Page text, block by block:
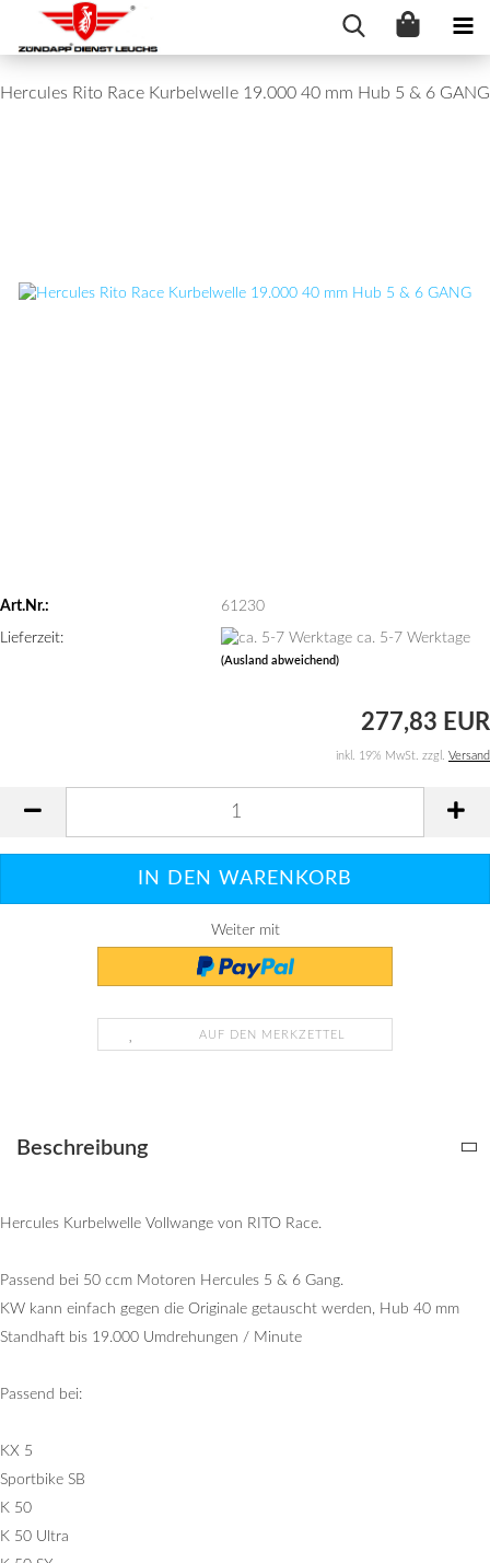
Hercules Rito Race Kurbelwelle 19.000 40 mm Hub 5 & 6 GANG
Art.Nr.: 61230
Lieferzeit: ca. 5-7 Werktage
(Ausland abweichend)
277,83 EUR
inkl. 19% MwSt. zzgl. Versand
Weiter mit
AUF DEN MERKZETTEL
Beschreibung
Hercules Kurbelwelle Vollwange von RITO Race.
Passend bei 50 ccm Motoren Hercules 5 & 6 Gang.
KW kann einfach gegen die Originale getauscht werden, Hub 40 mm
Standhaft bis 19.000 Umdrehungen / Minute
Passend bei:
KX 5
Sportbike SB
K 50
K 50 Ultra